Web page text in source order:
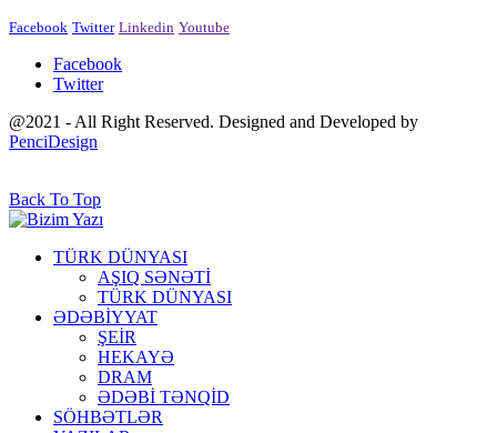
Facebook Twitter Linkedin Youtube
Facebook
Twitter
@2021 - All Right Reserved. Designed and Developed by
PenciDesign
Back To Top
TÜRK DÜNYASI
AŞIQ SƏNƏTİ
TÜRK DÜNYASI
ƏDƏBİYYAT
ŞEİR
HEKAYƏ
DRAM
ƏDƏBİ TƏNQİD
SÖHBƏTLƏR